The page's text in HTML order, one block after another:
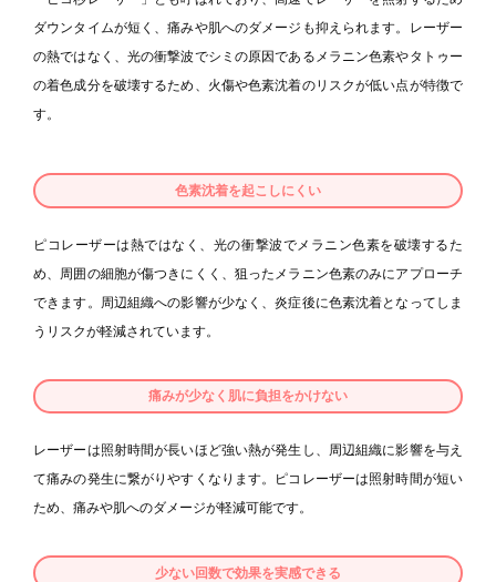
ダウンタイムが短く、痛みや肌へのダメージも抑えられます。レーザー
の熱ではなく、光の衝撃波でシミの原因であるメラニン色素やタトゥー
の着色成分を破壊するため、火傷や色素沈着のリスクが低い点が特徴で
す。
色素沈着を起こしにくい
ピコレーザーは熱ではなく、光の衝撃波でメラニン色素を破壊するた
め、周囲の細胞が傷つきにくく、狙ったメラニン色素のみにアプローチ
できます。周辺組織への影響が少なく、炎症後に色素沈着となってしま
うリスクが軽減されています。
痛みが少なく肌に負担をかけない
レーザーは照射時間が長いほど強い熱が発生し、周辺組織に影響を与え
て痛みの発生に繋がりやすくなります。ピコレーザーは照射時間が短い
ため、痛みや肌へのダメージが軽減可能です。
少ない回数で効果を実感できる